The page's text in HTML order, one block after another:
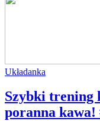
Układanka
Szybki trening
poranna kawa!